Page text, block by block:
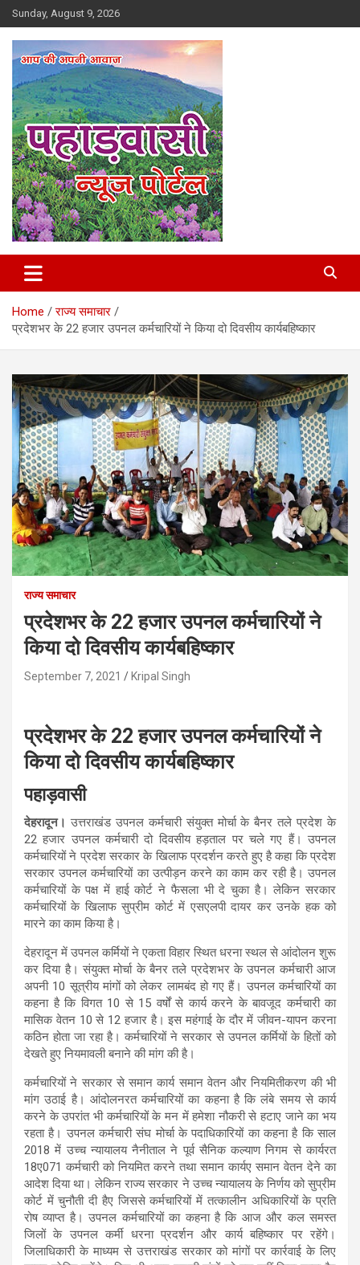
Skip
to
content
Sunday, August 9, 2026
Pahadvasi
Home
राज्य समाचार
प्रदेशभर के 22 हजार उपनल कर्मचारियों ने किया दो दिवसीय कार्यबहिष्कार
राज्य समाचार
प्रदेशभर के 22 हजार उपनल कर्मचारियों ने
किया दो दिवसीय कार्यबहिष्कार
September 7, 2021 Kripal Singh
प्रदेशभर के 22 हजार उपनल कर्मचारियों ने
किया दो दिवसीय कार्यबहिष्कार
पहाड़वासी
देहरादून। उत्तराखंड उपनल कर्मचारी संयुक्त मोर्चा के बैनर तले प्रदेश के
22 हजार उपनल कर्मचारी दो दिवसीय हड़ताल पर चले गए हैं। उपनल
कर्मचारियों ने प्रदेश सरकार के खिलाफ प्रदर्शन करते हुए है कहा कि प्रदेश
सरकार उपनल कर्मचारियों का उत्पीड़न करने का काम कर रही है। उपनल
कर्मचारियों के पक्ष में हाई कोर्ट ने फैसला भी दे चुका है। लेकिन सरकार
कर्मचारियों के खिलाफ सुप्रीम कोर्ट में एसएलपी दायर कर उनके हक को
मारने का काम किया है।
देहरादून में उपनल कर्मियों ने एकता विहार स्थित धरना स्थल से आंदोलन शुरू
कर दिया है। संयुक्त मोर्चा के बैनर तले प्रदेशभर के उपनल कर्मचारी आज
अपनी 10 सूत्रीय मांगों को लेकर लामबंद हो गए हैं। उपनल कर्मचारियों का
कहना है कि विगत 10 से 15 वर्षों से कार्य करने के बावजूद कर्मचारी का
मासिक वेतन 10 से 12 हजार है। इस महंगाई के दौर में जीवन-यापन करना
कठिन होता जा रहा है। कर्मचारियों ने सरकार से उपनल कर्मियों के हितों को
देखते हुए नियमावली बनाने की मांग की है।
कर्मचारियों ने सरकार से समान कार्य समान वेतन और नियमितीकरण की भी
मांग उठाई है। आंदोलनरत कर्मचारियों का कहना है कि लंबे समय से कार्य
करने के उपरांत भी कर्मचारियों के मन में हमेशा नौकरी से हटाए जाने का भय
रहता है। उपनल कर्मचारी संघ मोर्चा के पदाधिकारियों का कहना है कि साल
2018 में उच्च न्यायालय नैनीताल ने पूर्व सैनिक कल्याण निगम से कार्यरत
18ए071 कर्मचारी को नियमित करने तथा समान कार्यए समान वेतन देने का
आदेश दिया था। लेकिन राज्य सरकार ने उच्च न्यायालय के निर्णय को सुप्रीम
कोर्ट में चुनौती दी हैए जिससे कर्मचारियों में तत्कालीन अधिकारियों के प्रति
रोष व्याप्त है। उपनल कर्मचारियों का कहना है कि आज और कल समस्त
जिलों के उपनल कर्मी धरना प्रदर्शन और कार्य बहिष्कार पर रहेंगे।
जिलाधिकारी के माध्यम से उत्तराखंड सरकार को मांगों पर कार्रवाई के लिए